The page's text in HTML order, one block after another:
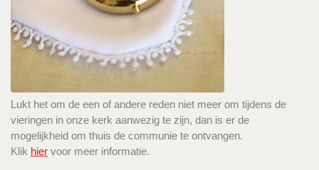
Lukt het om de een of andere reden niet meer om tijdens de
vieringen in onze kerk aanwezig te zijn, dan is er de
mogelijkheid om thuis de communie te ontvangen.
Klik hier voor meer informatie.